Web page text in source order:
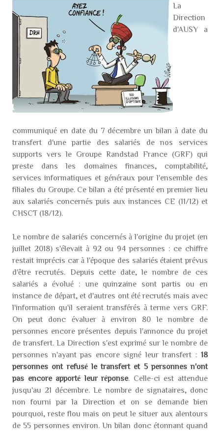
La
Direction
d'AUSY a
communiqué en date du 7 décembre un bilan à date du
transfert d'une partie des salariés de nos services
supports vers le Groupe Randstad France (GRF) qui
preste dans les domaines finances, comptabilité,
services informatiques et généraux pour l'ensemble des
filiales du Groupe. Ce bilan a été présenté en premier lieu
aux salariés concernés puis aux instances CE (11/12) et
CHSCT (18/12).
Le nombre de salariés concernés à l'origine du projet (en
juillet 2018) s'élevait à 92 ou 94 personnes : ce chiffre
restait imprécis car à l'époque des salariés étaient prévus
d'être recrutés. Depuis cette date, le nombre de ces
salariés a évolué : une quinzaine sont partis ou en
instance de départ, et d'autres ont été recrutés mais avec
l'information qu'il seraient transférés à terme vers GRF.
On peut donc évaluer à environ 80 le nombre de
personnes encore présentes depuis l'annonce du projet
de transfert. La Direction s'est exprimé sur le nombre de
personnes n'ayant pas encore signé leur transfert : 18
personnes ont refusé le transfert et 5 personnes n'ont
pas encore apporté leur réponse. Celle-ci est attendue
jusqu'au 21 décembre. Le nombre de signataires, donc
non fourni par la Direction et on se demande bien
pourquoi, reste flou mais on peut le situer aux alentours
de 55 personnes environ. Un bilan donc étonnant quand